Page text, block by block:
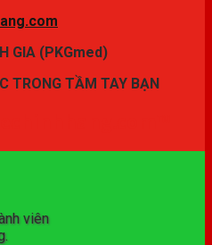
GIA (PKGmed)
TRONG TẦM TAY BẠN
viên